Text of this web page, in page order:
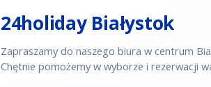
24holiday Białystok
Zapraszamy do naszego biura w centrum
Chętnie pomożemy w wyborze i rezerwacji